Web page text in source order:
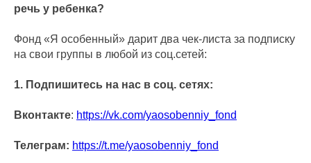
речь у ребенка?
Фонд «Я особенный» дарит два чек-листа за подписку
на свои группы в любой из соц.сетей:
1. Подпишитесь на нас в соц. сетях:
Вконтакте: https://vk.com/yaosobenniy_fond
Телеграм: https://t.me/yaosobenniy_fond